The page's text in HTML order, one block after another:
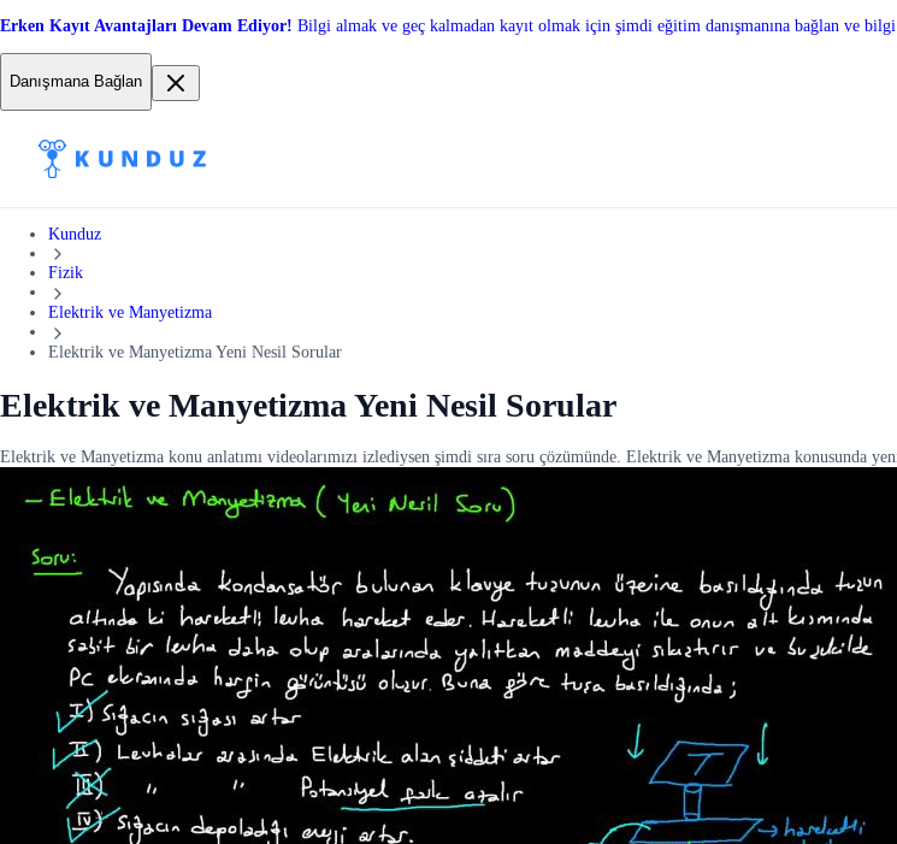
Erken Kayıt Avantajları Devam Ediyor! Bilgi almak ve geç kalmadan kayıt olmak için şimdi eğitim danışmanına bağlan ve
Danışmana Bağlan
Kunduz
Fizik
Elektrik ve Manyetizma
Elektrik ve Manyetizma Yeni Nesil Sorular
Elektrik ve Manyetizma Yeni Nesil Sorular
Elektrik ve Manyetizma konu anlatımı videolarımızı izlediysen şimdi sıra soru çözümünde. Elektrik ve Manyetizma konusunda